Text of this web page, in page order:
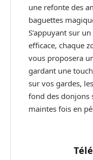
une refonte des
baguettes
S’appuyant sur
efficace, chaque
vous proposera
gardant une
sur vos gardes,
fond des donjons
maintes fois en